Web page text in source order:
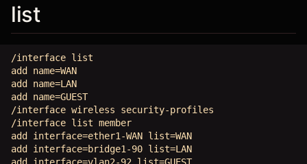
list
/interface list
add name=WAN
add name=LAN
add name=GUEST
/interface wireless security-profiles
/interface list member
add interface=ether1-WAN list=WAN
add interface=bridge1-90 list=LAN